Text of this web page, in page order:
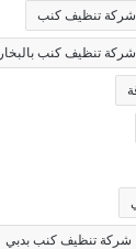
شركة تنظيف كنب
شركة تنظيف كنب بالبخار
شركة تنظيف كنب بدبي